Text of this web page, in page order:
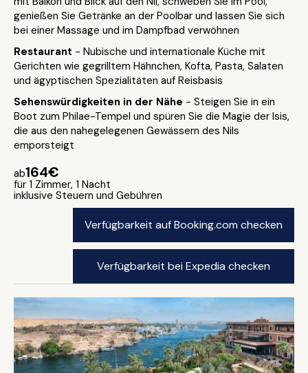
genießen Sie Getränke an der Poolbar und lassen Sie sich
bei einer Massage und im Dampfbad verwöhnen
Restaurant - Nubische und internationale Küche mit
Gerichten wie gegrilltem Hähnchen, Kofta, Pasta, Salaten
und ägyptischen Spezialitäten auf Reisbasis
Sehenswürdigkeiten in der Nähe - Steigen Sie in ein
Boot zum Philae-Tempel und spüren Sie die Magie der Isis,
die aus den nahegelegenen Gewässern des Nils
emporsteigt
ab164€
für 1 Zimmer, 1 Nacht
inklusive Steuern und Gebühren
Verfügbarkeit auf Booking.com checken
Verfügbarkeit bei Expedia checken